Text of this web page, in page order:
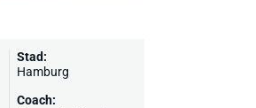
Stad:
Hamburg
Coach: